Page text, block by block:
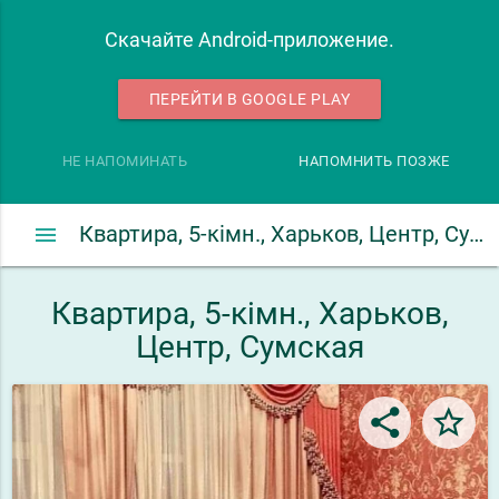
Скачайте Android-приложение.
ПЕРЕЙТИ В GOOGLE PLAY
НЕ НАПОМИНАТЬ НАПОМНИТЬ ПОЗЖЕ
Квартира, 5-кімн., Харьков, Центр, Сумская
menu
Квартира, 5-кімн., Харьков,
Центр, Сумская
share star_border